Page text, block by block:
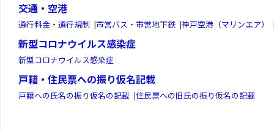
交通・空港
通行料金・通行規制 |市営バス・市営地下鉄 |神戸空港（マリンエア）
新型コロナウイルス感染症
新型コロナウイルス感染症
戸籍・住民票への振り仮名記載
戸籍への氏名の振り仮名の記載 |住民票への旧氏の振り仮名の記載